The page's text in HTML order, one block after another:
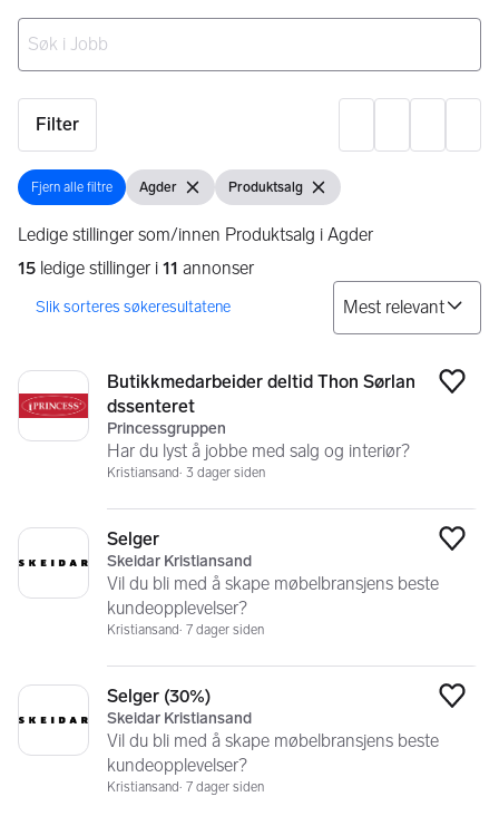
Filter
Fjern alle filtre
Fjern alle filtre Vis filter
Agder Fjern filterVis filter
Produktsalg Fjern filter
Ledige stillinger som/innen Produktsalg i Agder
15 ledige stillinger i 11 annonser
Søkeresultater
Butikkmedarbeider deltid Thon Sørlan
dssenteret
Princessgruppen
Har du lyst å jobbe med salg og interiør?
Kristiansand 3 dager siden
Selger
Skeidar Kristiansand
Vil du bli med å skape møbelbransjens beste
kundeopplevelser?
Kristiansand 7 dager siden
Selger (30%)
Skeidar Kristiansand
Vil du bli med å skape møbelbransjens beste
kundeopplevelser?
Kristiansand 7 dager siden